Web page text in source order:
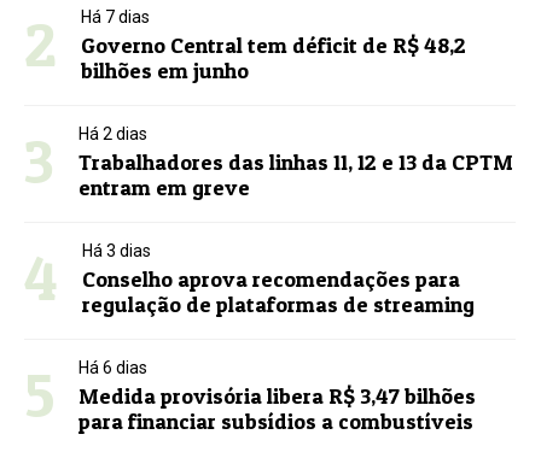
2 Há 7 dias
Governo Central tem déficit de R$ 48,2
bilhões em junho
3 Há 2 dias
Trabalhadores das linhas 11, 12 e 13 da CPTM
entram em greve
4 Há 3 dias
Conselho aprova recomendações para
regulação de plataformas de streaming
5 Há 6 dias
Medida provisória libera R$ 3,47 bilhões
para financiar subsídios a combustíveis